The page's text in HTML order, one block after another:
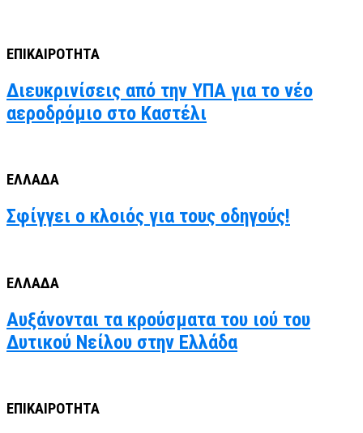
ΕΠΙΚΑΙΡΟΤΗΤΑ
Διευκρινίσεις από την ΥΠΑ για το νέο
αεροδρόμιο στο Καστέλι
ΕΛΛΑΔΑ
Σφίγγει ο κλοιός για τους οδηγούς!
ΕΛΛΑΔΑ
Αυξάνονται τα κρούσματα του ιού του
Δυτικού Νείλου στην Ελλάδα
ΕΠΙΚΑΙΡΟΤΗΤΑ